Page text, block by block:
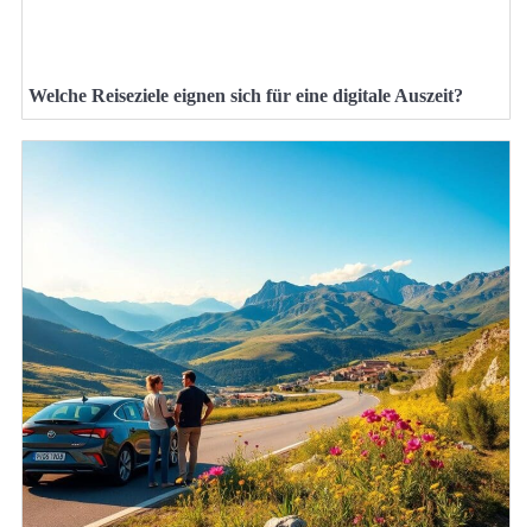
Welche Reiseziele eignen sich für eine digitale Auszeit?